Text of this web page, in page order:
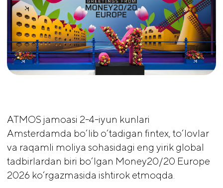
ATMOS jamoasi 2-4-iyun kunlari
Amsterdamda bo‘lib o‘tadigan fintex, to‘lovlar
va raqamli moliya sohasidagi eng yirik global
tadbirlardan biri bo‘lgan Money20/20 Europe
2026 ko‘rgazmasida ishtirok etmoqda.